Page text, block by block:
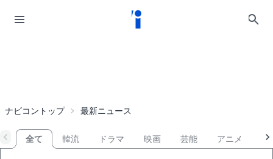
ナビコントップ 最新ニュース
全て 韓流 ドラマ 映画 芸能 アニメ